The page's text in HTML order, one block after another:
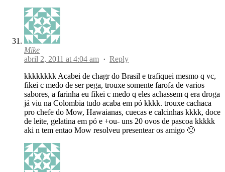
Mike
abril 2, 2011 at 4:04 am · Reply
kkkkkkkk Acabei de chagr do Brasil e trafiquei mesmo q vc,
fikei c medo de ser pega, trouxe somente farofa de varios
sabores, a farinha eu fikei c medo q eles achassem q era droga
já viu na Colombia tudo acaba em pó kkkk. trouxe cachaca
pro chefe do Mow, Hawaianas, cuecas e calcinhas kkkk, doce
de leite, gelatina em pó e +ou- uns 20 ovos de pascoa kkkkk
aki n tem entao Mow resolveu presentear os amigo 🙂